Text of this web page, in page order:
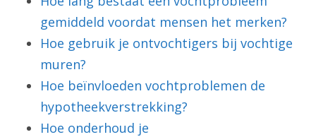
gemiddeld voordat mensen het merken?
Hoe gebruik je ontvochtigers bij vochtige
muren?
Hoe beïnvloeden vochtproblemen de
hypotheekverstrekking?
Hoe onderhoud je